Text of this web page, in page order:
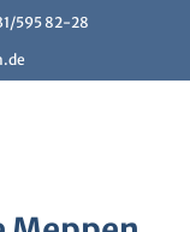
595 82-28